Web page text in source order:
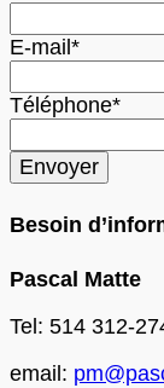
E-mail*
Téléphone*
Besoin
Pascal Matte
Tel: 514 312-
email: